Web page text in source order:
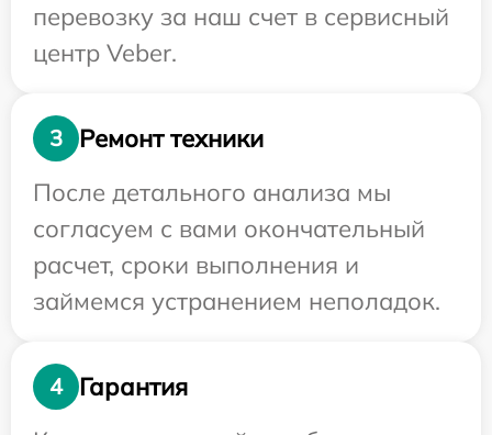
перевозку за наш счет в сервисный
центр Veber.
3
Ремонт техники
После детального анализа мы
согласуем с вами окончательный
расчет, сроки выполнения и
займемся устранением неполадок.
4
Гарантия